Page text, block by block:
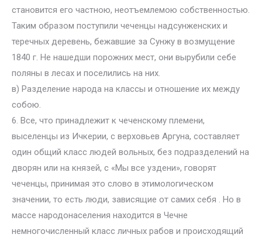
становится его частною, неотъемлемою собственностью.
Таким образом поступили чеченцы надсунженских и
теречных деревень, бежавшие за Сунжу в возмущение
1840 г. Не нашедши порожних мест, они вырубили себе
поляны в лесах и поселились на них.
в) Разделение народа на классы и отношение их между
собою.
6. Все, что принадлежит к чеченскому племени,
выселенцы из Ичкерии, с верховьев Аргуна, составляет
один общий класс людей вольных, без подразделений на
дворян или на князей, с «Мы все уздени», говорят
чеченцы, принимая это слово в этимологическом
значении, то есть люди, зависящие от самих себя . Но в
массе народонаселения находится в Чечне
немногочисленный класс личных рабов и происходящий